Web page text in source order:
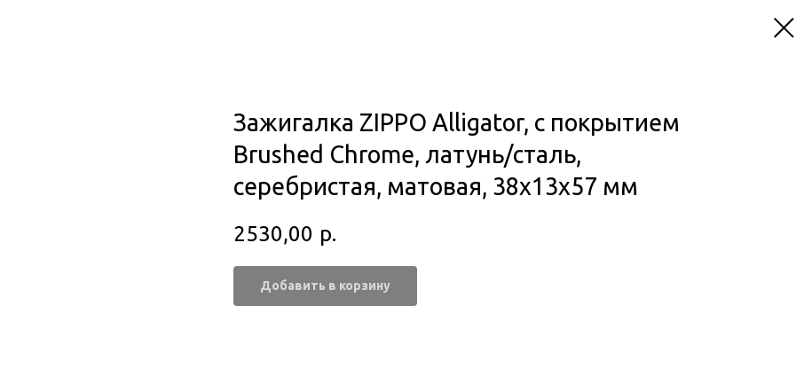
Зажигалка ZIPPO Alligator, с покрытием
Brushed Chrome, латунь/сталь,
серебристая, матовая, 38x13x57 мм
2530,00 р.
Добавить в корзину